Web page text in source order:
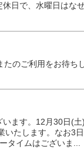
日で、水曜日はな
のご利用をお待ち
ます。12月30日(
いたします。なお3
タイムはございま...